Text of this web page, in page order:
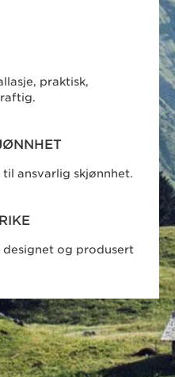
praktisk,
ansvarlig skjønnhet.
designet og produsert